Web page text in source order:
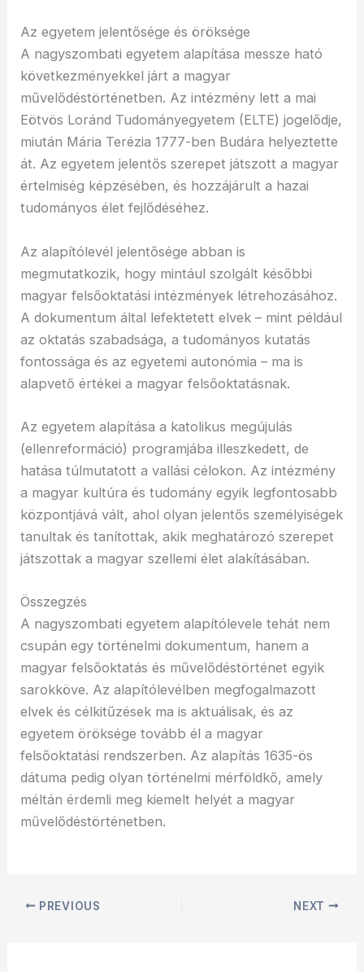
Az egyetem jelentősége és öröksége
A nagyszombati egyetem alapítása messze ható
következményekkel járt a magyar
művelődéstörténetben. Az intézmény lett a mai
Eötvös Loránd Tudományegyetem (ELTE) jogelődje,
miután Mária Terézia 1777-ben Budára helyeztette
át. Az egyetem jelentős szerepet játszott a magyar
értelmiség képzésében, és hozzájárult a hazai
tudományos élet fejlődéséhez.
Az alapítólevél jelentősége abban is
megmutatkozik, hogy mintául szolgált későbbi
magyar felsőoktatási intézmények létrehozásához.
A dokumentum által lefektetett elvek – mint például
az oktatás szabadsága, a tudományos kutatás
fontossága és az egyetemi autonómia – ma is
alapvető értékei a magyar felsőoktatásnak.
Az egyetem alapítása a katolikus megújulás
(ellenreformáció) programjába illeszkedett, de
hatása túlmutatott a vallási célokon. Az intézmény
a magyar kultúra és tudomány egyik legfontosabb
központjává vált, ahol olyan jelentős személyiségek
tanultak és tanítottak, akik meghatározó szerepet
játszottak a magyar szellemi élet alakításában.
Összegzés
A nagyszombati egyetem alapítólevele tehát nem
csupán egy történelmi dokumentum, hanem a
magyar felsőoktatás és művelődéstörténet egyik
sarokköve. Az alapítólevélben megfogalmazott
elvek és célkitűzések ma is aktuálisak, és az
egyetem öröksége tovább él a magyar
felsőoktatási rendszerben. Az alapítás 1635-ös
dátuma pedig olyan történelmi mérföldkő, amely
méltán érdemli meg kiemelt helyét a magyar
művelődéstörténetben.
PREVIOUS NEXT